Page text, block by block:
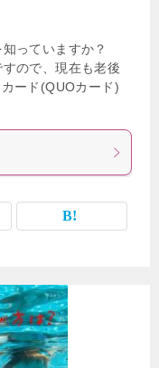
っていますか？
ので、現在も老後
ード(QUOカード)